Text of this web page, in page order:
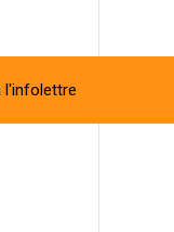
l'infolettre